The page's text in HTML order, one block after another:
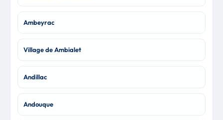
Ambeyrac
Village de Ambialet
Andillac
Andouque